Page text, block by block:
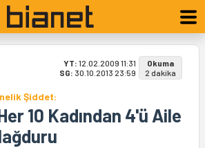
YT: 12.02.2009 11:31
SG: 30.10.2013 23:59
Okuma
2 dakika
Şiddet:
10 Kadından 4'ü Aile